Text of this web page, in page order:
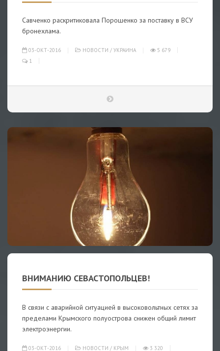
Савченко раскритиковала Порошенко за поставку в ВСУ
бронехлама.
03-ОКТ-2016 НОВОСТИ / УКРАИНА
5 679
1
ВНИМАНИЮ СЕВАСТОПОЛЬЦЕВ!
В связи с аварийной ситуацией в высоковольтных сетях за
пределами Крымского полуострова снижен общий лимит
электроэнергии.
03-ОКТ-2016 НОВОСТИ / КРЫМ 3 320